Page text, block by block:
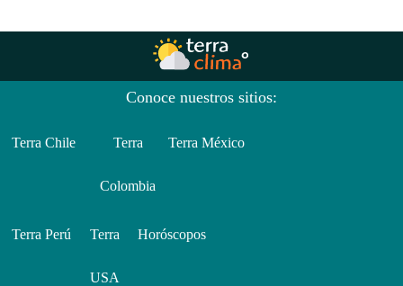
Conoce nuestros sitios:
Terra Chile Terra
Colombia
Terra México
Terra Perú Terra
USA
Horóscopos